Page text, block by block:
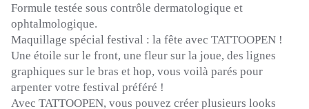
Formule testée sous contrôle dermatologique et
ophtalmologique.
Maquillage spécial festival : la fête avec TATTOOPEN !
Une étoile sur le front, une fleur sur la joue, des lignes
graphiques sur le bras et hop, vous voilà parés pour
arpenter votre festival préféré !
Avec TATTOOPEN, vous pouvez créer plusieurs looks